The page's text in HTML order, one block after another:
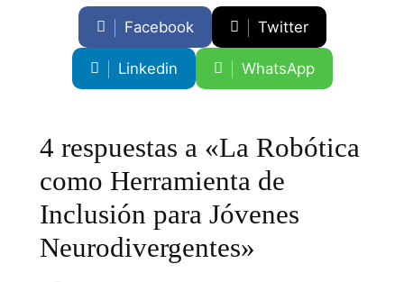
Facebook Twitter
Linkedin WhatsApp
4 respuestas a «La Robótica
como Herramienta de
Inclusión para Jóvenes
Neurodivergentes»